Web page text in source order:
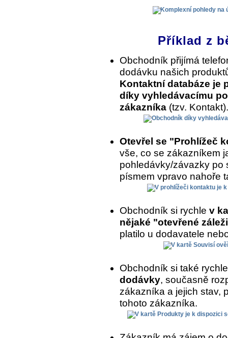
Příklad z
Obchodník přijímá
dodávku našich
Kontaktní databáze je
díky vyhledávacímu
zákazníka (tzv. Kontakt).
Otevřel se "Prohlížeč
vše, co se zákazníkem
pohledávky/závazky po
písmem vpravo nahoře
Obchodník si rychle v
nějaké "otevřené
platilo u dodavatele
Obchodník si také
dodávky, současně
zákazníka a jejich stav,
tohoto zákazníka.